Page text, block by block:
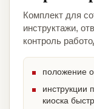
Комплект для
инструктажи,
контроль
положение
инструкции
киоска